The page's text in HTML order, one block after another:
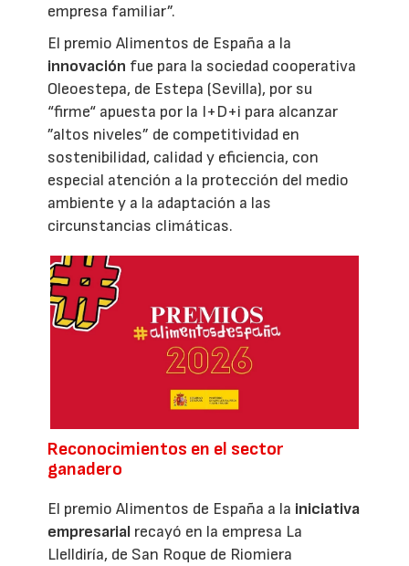
empresa familiar”.
El premio Alimentos de España a la
innovación fue para la sociedad cooperativa
Oleoestepa, de Estepa (Sevilla), por su
“firme“ apuesta por la I+D+i para alcanzar
”altos niveles” de competitividad en
sostenibilidad, calidad y eficiencia, con
especial atención a la protección del medio
ambiente y a la adaptación a las
circunstancias climáticas.
Reconocimientos en el sector
ganadero
El premio Alimentos de España a la iniciativa
empresarial recayó en la empresa La
Llelldiría, de San Roque de Riomiera